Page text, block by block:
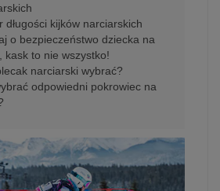
długości kijków narciarskich
o bezpieczeństwo dziecka na
kask to nie wszystko!
narciarski wybrać?
odpowiedni pokrowiec na